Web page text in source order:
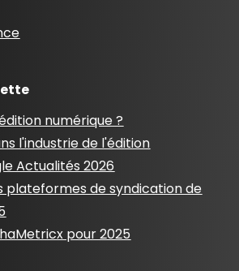
numérique ?
l'industrie de l'édition
Actualités 2026
plateformes de syndication de
pour 2025